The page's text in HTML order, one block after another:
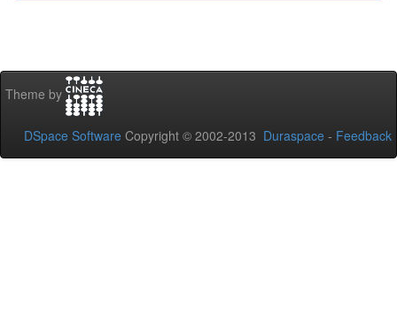
Theme by
DSpace Software Copyright © 2002-2013 Duraspace - Feedback